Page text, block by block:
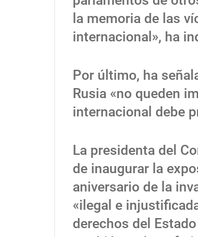
la memoria de las
internacional», ha
Por último, ha
Rusia «no queden
internacional debe
La presidenta del
de inaugurar la
aniversario de la
«ilegal e
derechos del